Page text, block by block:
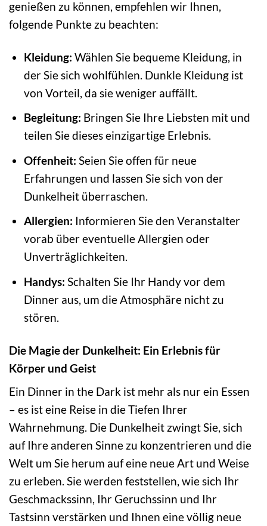
genießen zu können, empfehlen wir Ihnen,
folgende Punkte zu beachten:
Kleidung: Wählen Sie bequeme Kleidung, in
der Sie sich wohlfühlen. Dunkle Kleidung ist
von Vorteil, da sie weniger auffällt.
Begleitung: Bringen Sie Ihre Liebsten mit und
teilen Sie dieses einzigartige Erlebnis.
Offenheit: Seien Sie offen für neue
Erfahrungen und lassen Sie sich von der
Dunkelheit überraschen.
Allergien: Informieren Sie den Veranstalter
vorab über eventuelle Allergien oder
Unverträglichkeiten.
Handys: Schalten Sie Ihr Handy vor dem
Dinner aus, um die Atmosphäre nicht zu
stören.
Die Magie der Dunkelheit: Ein Erlebnis für
Körper und Geist
Ein Dinner in the Dark ist mehr als nur ein Essen
– es ist eine Reise in die Tiefen Ihrer
Wahrnehmung. Die Dunkelheit zwingt Sie, sich
auf Ihre anderen Sinne zu konzentrieren und die
Welt um Sie herum auf eine neue Art und Weise
zu erleben. Sie werden feststellen, wie sich Ihr
Geschmackssinn, Ihr Geruchssinn und Ihr
Tastsinn verstärken und Ihnen eine völlig neue